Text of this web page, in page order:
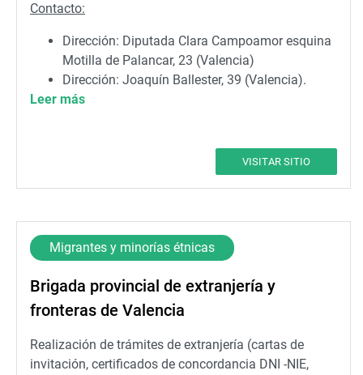
Contacto:
Dirección: Diputada Clara Campoamor esquina
Motilla de Palancar, 23 (Valencia)
Dirección: Joaquín Ballester, 39 (Valencia).
Oficina de régimen comunitario.
Leer más
VISITAR SITIO
Migrantes y minorías étnicas
Brigada provincial de extranjería y
fronteras de Valencia
Realización de trámites de extranjería (cartas de
invitación, certificados de concordancia DNI -NIE,